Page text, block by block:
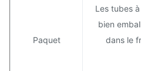
Paquet
Les tubes
bien
dans le